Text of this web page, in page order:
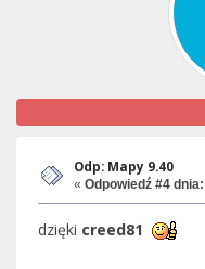
Odp: Mapy 9.40
« Odpowiedź #4 dnia:
dzięki creed81